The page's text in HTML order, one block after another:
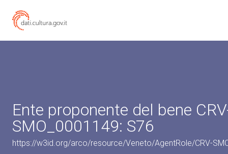
Ente proponente del bene
SMO_0001149: S76
https://w3id.org/arco/resource/Veneto/AgentRole/CRV-